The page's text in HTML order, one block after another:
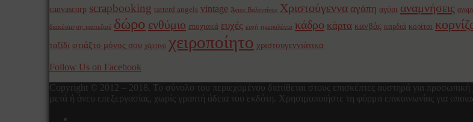
canvascorp scrapbooking tatterd angels vintage Άγιος Βαλεντίνος Χριστούγεννα αγάπη αγόρι αναμνήσεις
διακόσμηση τραπεζιού δώρο ενθύμιο εποχιακά ευχές ευχή ημερολόγιο κάδρο κάρτα κανβάς καρδιά κορίτσι
ταξίδι φτιάξτο μόνος σου χάρτινο χειροποίητο χριστουγεννιάτικα
Follow Us on Facebook
Copyright © 2012 – 2018. Το σύνολο του περιεχομένου διατίθεται στους επισκέπτες αυστηρά για
μετά ή άνευ επεξεργασίας, χωρίς γραπτή άδεια του εκδότη. Χρησιμοποιήστε τη φόρμα επικοινωνίας για